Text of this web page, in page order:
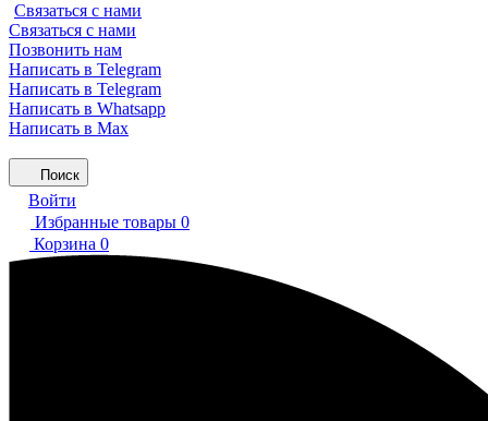
Связаться с нами
Связаться с нами
Позвонить нам
Написать в Telegram
Написать в Telegram
Написать в Whatsapp
Написать в Max
Поиск
Войти
Избранные товары 0
Корзина 0